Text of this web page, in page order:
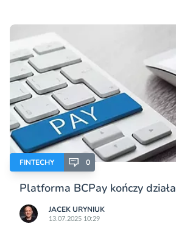
FINTECHY 0
Platforma BCPay kończy
JACEK URYNIUK
13.07.2025 10:29